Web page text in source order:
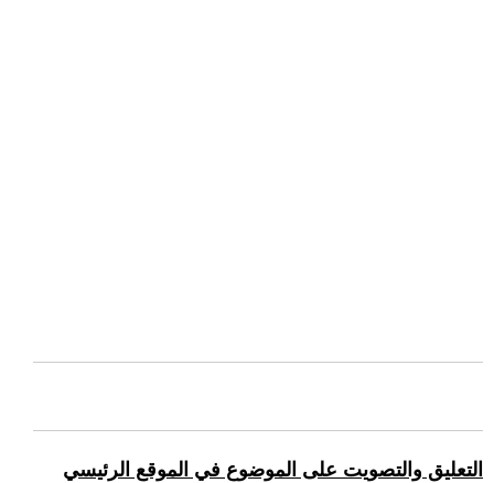
التعليق والتصويت على الموضوع في الموقع الرئيسي